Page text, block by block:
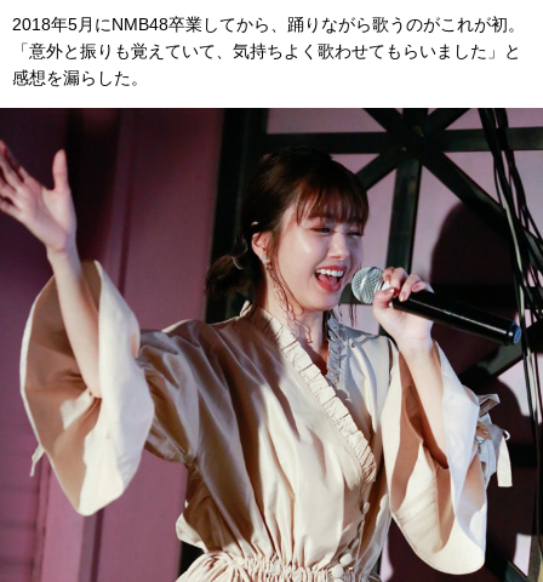
2018年5月にNMB48卒業してから、踊りながら歌うのがこれが初。
「意外と振りも覚えていて、気持ちよく歌わせてもらいました」と
感想を漏らした。